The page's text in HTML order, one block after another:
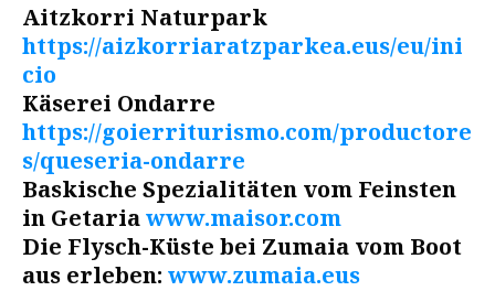
Aitzkorri Naturpark
https://aizkorriaratzparkea.eus/eu/ini
cio
Käserei Ondarre
https://goierriturismo.com/productore
s/queseria-ondarre
Baskische Spezialitäten vom Feinsten
in Getariawww.maisor.com
Die Flysch-Küste bei Zumaia vom Boot
aus erleben: www.zumaia.eus